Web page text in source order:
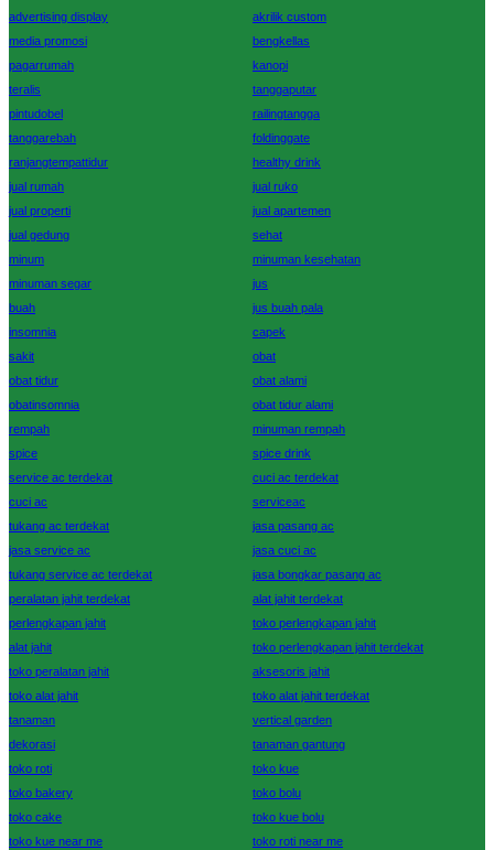
advertising display
akrilik custom
media promosi
bengkellas
pagarrumah
kanopi
teralis
tanggaputar
pintudobel
railingtangga
tanggarebah
foldinggate
ranjangtempattidur
healthy drink
jual rumah
jual ruko
jual properti
jual apartemen
jual gedung
sehat
minum
minuman kesehatan
minuman segar
jus
buah
jus buah pala
insomnia
capek
sakit
obat
obat tidur
obat alami
obatinsomnia
obat tidur alami
rempah
minuman rempah
spice
spice drink
service ac terdekat
cuci ac terdekat
cuci ac
serviceac
tukang ac terdekat
jasa pasang ac
jasa service ac
jasa cuci ac
tukang service ac terdekat
jasa bongkar pasang ac
peralatan jahit terdekat
alat jahit terdekat
perlengkapan jahit
toko perlengkapan jahit
alat jahit
toko perlengkapan jahit terdekat
toko peralatan jahit
aksesoris jahit
toko alat jahit
toko alat jahit terdekat
tanaman
vertical garden
dekorasi
tanaman gantung
toko roti
toko kue
toko bakery
toko bolu
toko cake
toko kue bolu
toko kue near me
toko roti near me